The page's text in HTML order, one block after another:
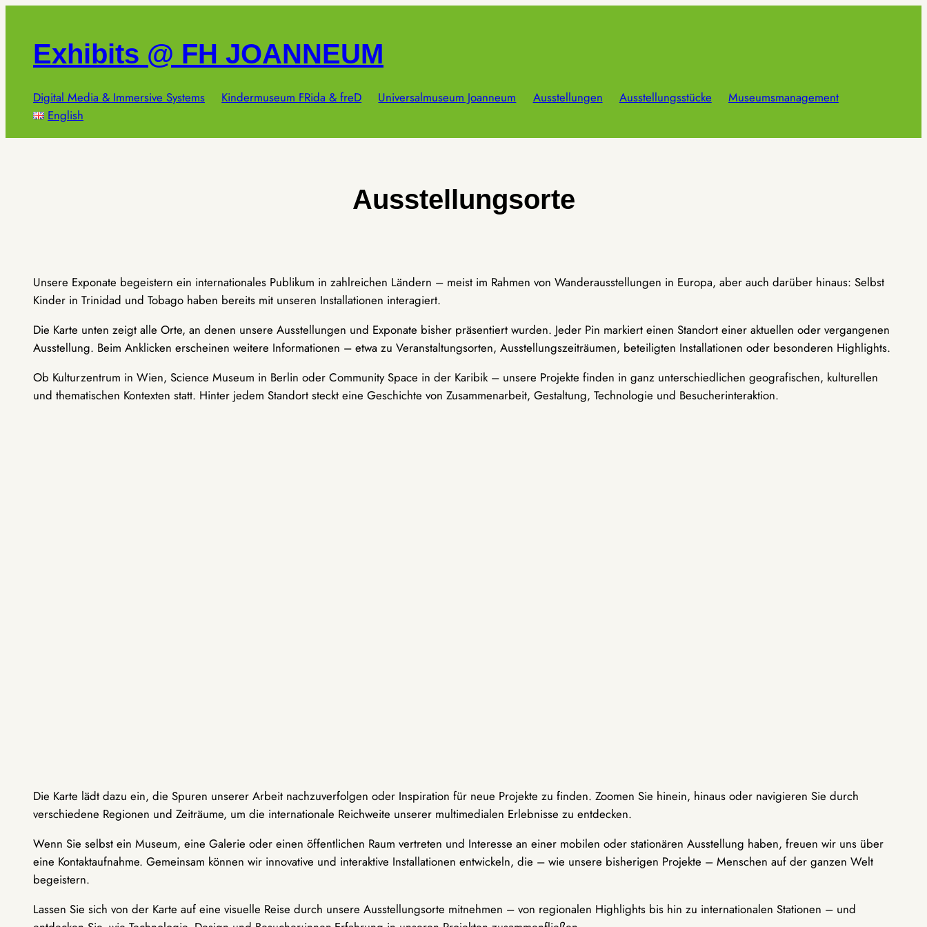
springenExhibits @ FH JOANNEUM
Digital Media & Immersive Systems Kindermuseum FRida & freD Universalmuseum Joanneum Ausstellungen Ausstellungsstücke
Museumsmanagement
English
Ausstellungsorte
Unsere Exponate begeistern ein internationales Publikum in zahlreichen Ländern – meist im Rahmen von Wanderausstellungen in Europa, aber auch darüber hinaus: Selbst
Kinder in Trinidad und Tobago haben bereits mit unseren Installationen interagiert.
Die Karte unten zeigt alle Orte, an denen unsere Ausstellungen und Exponate bisher präsentiert wurden. Jeder Pin markiert einen Standort einer aktuellen oder vergangenen
Ausstellung. Beim Anklicken erscheinen weitere Informationen – etwa zu Veranstaltungsorten, Ausstellungszeiträumen, beteiligten Installationen oder besonderen Highlights.
Ob Kulturzentrum in Wien, Science Museum in Berlin oder Community Space in der Karibik – unsere Projekte finden in ganz unterschiedlichen geografischen, kulturellen
und thematischen Kontexten statt. Hinter jedem Standort steckt eine Geschichte von Zusammenarbeit, Gestaltung, Technologie und Besucherinteraktion.
Die Karte lädt dazu ein, die Spuren unserer Arbeit nachzuverfolgen oder Inspiration für neue Projekte zu finden. Zoomen Sie hinein, hinaus oder navigieren Sie durch
verschiedene Regionen und Zeiträume, um die internationale Reichweite unserer multimedialen Erlebnisse zu entdecken.
Wenn Sie selbst ein Museum, eine Galerie oder einen öffentlichen Raum vertreten und Interesse an einer mobilen oder stationären Ausstellung haben, freuen wir uns über
eine Kontaktaufnahme. Gemeinsam können wir innovative und interaktive Installationen entwickeln, die – wie unsere bisherigen Projekte – Menschen auf der ganzen Welt
begeistern.
Lassen Sie sich von der Karte auf eine visuelle Reise durch unsere Ausstellungsorte mitnehmen – von regionalen Highlights bis hin zu internationalen Stationen – und